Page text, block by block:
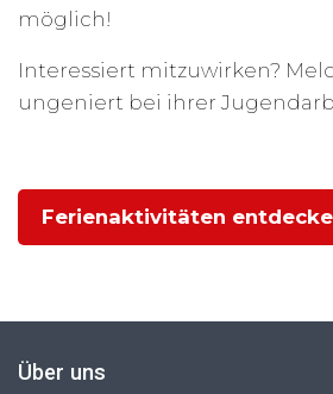
möglich!
Interessiert mitzuwirken?
ungeniert bei ihrer
Ferienaktivitäten
Über uns